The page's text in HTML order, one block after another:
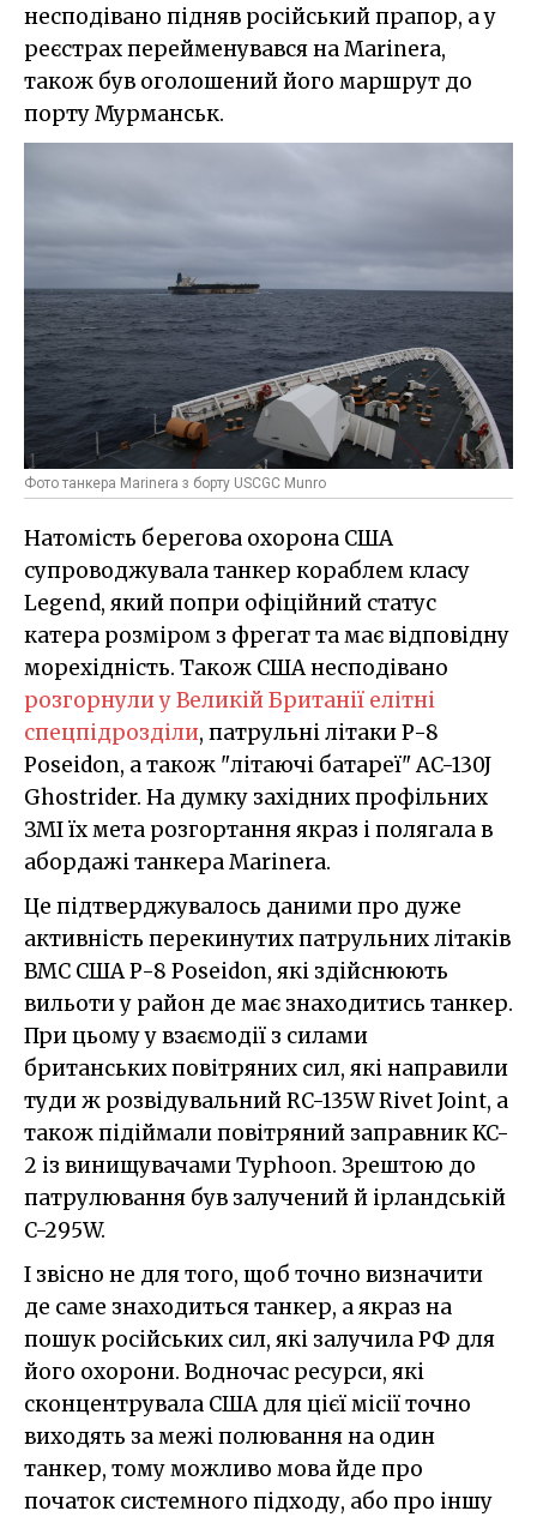
несподівано підняв російський прапор, а у
реєстрах перейменувався на Marinera,
також був оголошений його маршрут до
порту Мурманськ.
Фото танкера Marinera з борту USCGC Munro
Натомість берегова охорона США
супроводжувала танкер кораблем класу
Legend, який попри офіційний статус
катера розміром з фрегат та має відповідну
морехідність. Також США несподівано
розгорнули у Великій Британії елітні
спецпідрозділи, патрульні літаки P-8
Poseidon, а також "літаючі батареї" AC-130J
Ghostrider. На думку західних профільних
ЗМІ їх мета розгортання якраз і полягала в
абордажі танкера Marinera.
Це підтверджувалось даними про дуже
активність перекинутих патрульних літаків
ВМС США P-8 Poseidon, які здійснюють
вильоти у район де має знаходитись танкер.
При цьому у взаємодії з силами
британських повітряних сил, які направили
туди ж розвідувальний RC-135W Rivet Joint, а
також підіймали повітряний заправник KC-
2 із винищувачами Typhoon. Зрештою до
патрулювання був залучений й ірландській
C-295W.
І звісно не для того, щоб точно визначити
де саме знаходиться танкер, а якраз на
пошук російських сил, які залучила РФ для
його охорони. Водночас ресурси, які
сконцентрувала США для цієї місії точно
виходять за межі полювання на один
танкер, тому можливо мова йде про
початок системного підходу, або про іншу